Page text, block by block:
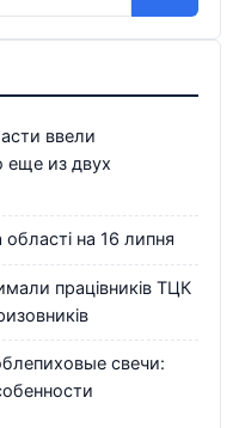
ввели
еще из двух
області на 16 липня
працівників ТЦК
свечи: